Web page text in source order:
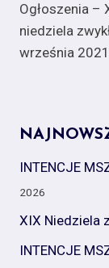
wpisu
Ogłoszenia –
niedziela
września
INTENCJE
2026
XIX Niedziela
INTENCJE